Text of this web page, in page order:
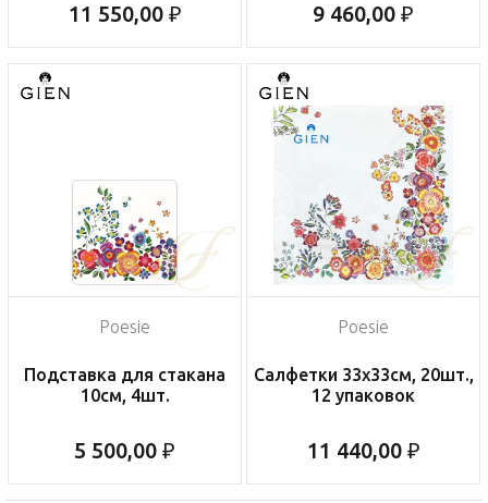
11 550,00 ₽ 9 460,00 ₽
Poesie
Подставка для стакана
10см, 4шт.
5 500,00 ₽
Poesie
Салфетки 33х33см, 20шт.,
12 упаковок
11 440,00 ₽